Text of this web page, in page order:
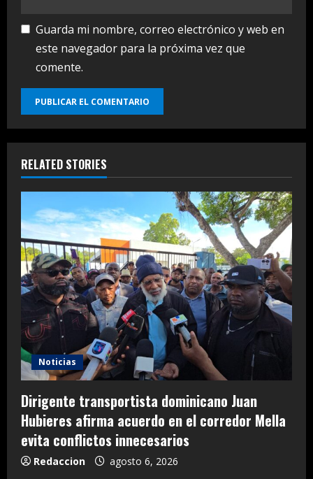
Guarda mi nombre, correo electrónico y web en
este navegador para la próxima vez que
comente.
RELATED STORIES
Noticias
Dirigente transportista dominicano Juan
Hubieres afirma acuerdo en el corredor Mella
evita conflictos innecesarios
Redaccion agosto 6, 2026